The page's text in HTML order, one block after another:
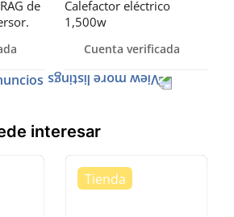
de
Calefactor eléctrico
1,500w
Cuenta verificada
interesar